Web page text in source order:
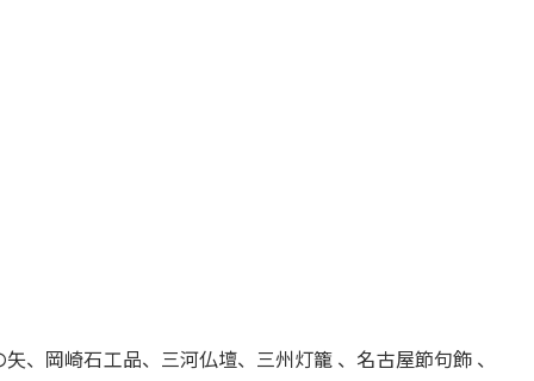
、岡崎石工品、三河仏壇、三州灯籠 、名古屋節句飾 、